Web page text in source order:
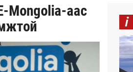
Mongolia-аас
i